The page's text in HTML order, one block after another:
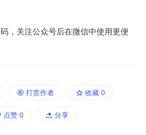
，关注公众号后在微信中使用更便
打赏作者 收藏 0
点赞 0 分享